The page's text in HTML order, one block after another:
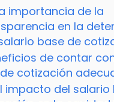
importancia de la
en la
base de
de contar
cotización
impacto del salario